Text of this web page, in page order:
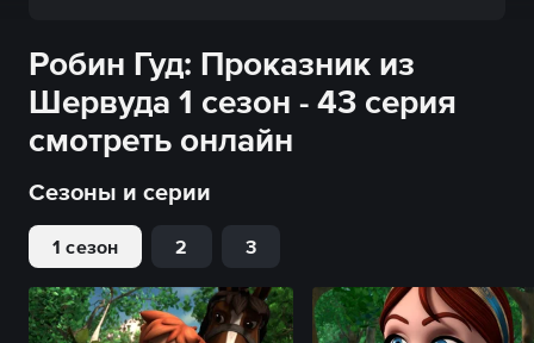
Робин Гуд: Проказник из
Шервуда 1 сезон - 43 серия
смотреть онлайн
Сезоны и серии
1 сезон 2 3